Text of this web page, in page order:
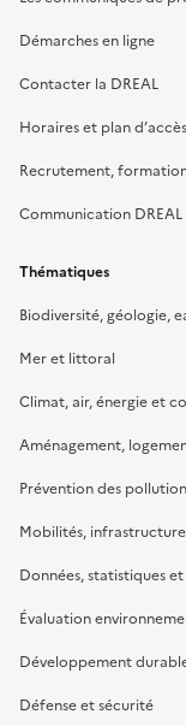
Démarches en ligne
Contacter la DREAL
Horaires et plan d’accès
Recrutement,
Communication DREAL
Thématiques
Biodiversité, géologie,
Mer et littoral
Climat, air, énergie et
Aménagement,
Prévention des
Mobilités,
Données, statistiques
Évaluation
Développement
Défense et sécurité